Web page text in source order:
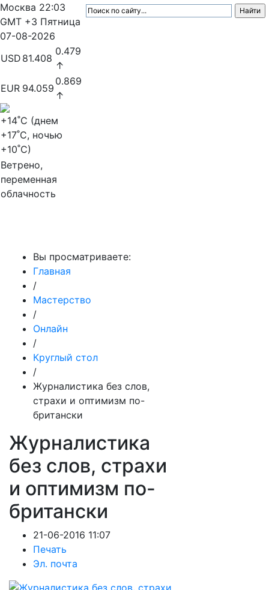
Москва 22:03
GMT +3 Пятница
07-08-2026
USD 81.408
0.479
↑
EUR 94.059
0.869
↑
+14˚C (днем
+17˚C, ночью
+10˚C)
Ветрено,
переменная
облачность
Вы просматриваете:
Главная
/
Мастерство
/
Онлайн
/
Круглый стол
/
Журналистика без слов,
страхи и оптимизм по-
британски
Журналистика
без слов, страхи
и оптимизм по-
британски
21-06-2016 11:07
Печать
Эл. почта